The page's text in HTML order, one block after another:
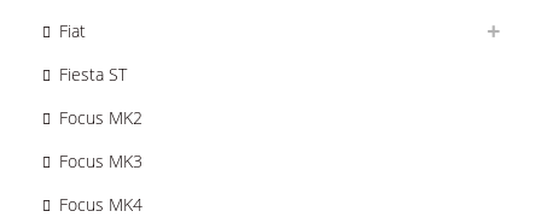
Fiat
Fiesta ST
Focus MK2
Focus MK3
Focus MK4